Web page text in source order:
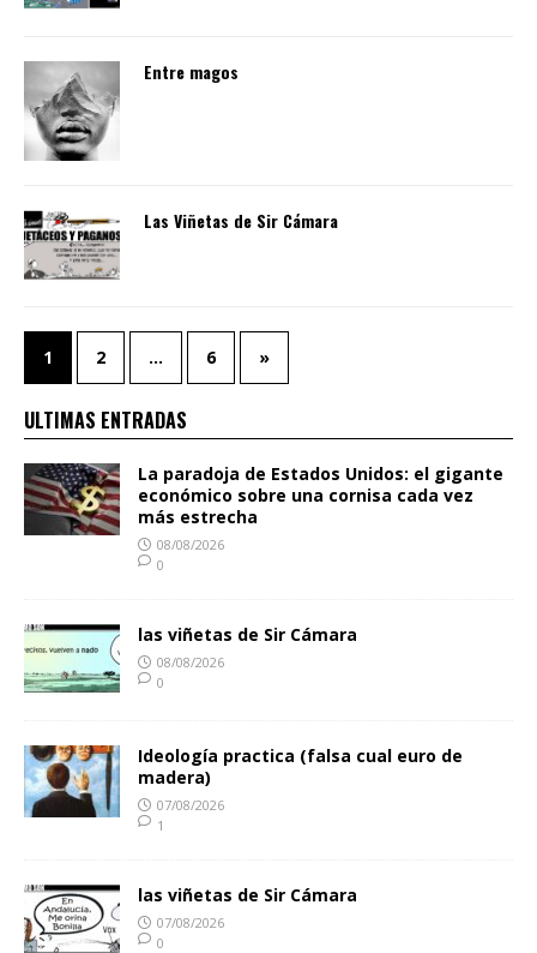
Entre magos
Las Viñetas de Sir Cámara
1 2 … 6 »
ULTIMAS ENTRADAS
La paradoja de Estados Unidos: el gigante
económico sobre una cornisa cada vez
más estrecha
08/08/2026
0
las viñetas de Sir Cámara
08/08/2026
0
Ideología practica (falsa cual euro de
madera)
07/08/2026
1
las viñetas de Sir Cámara
07/08/2026
0